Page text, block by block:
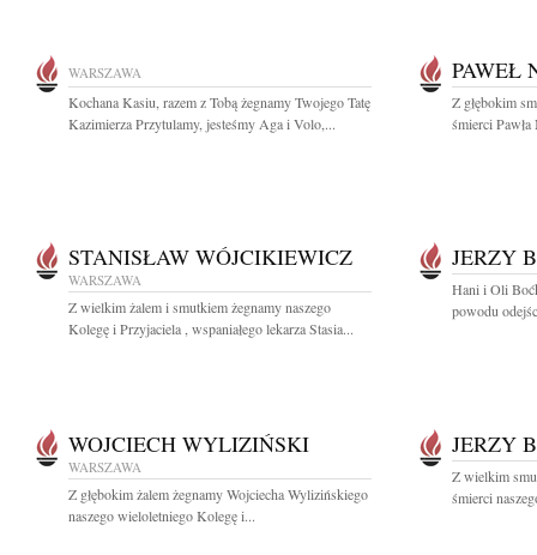
WARSZAWA
Kochana Kasiu, razem z Tobą żegnamy Twojego Tatę
Kazimierza Przytulamy, jesteśmy Aga i Volo,...
PAWEŁ
Z głębokim
śmierci
STANISŁAW WÓJCIKIEWICZ
WARSZAWA
Z wielkim żalem i smutkiem żegnamy naszego
Kolegę i Przyjaciela , wspaniałego lekarza Stasia...
JERZY
Hani i Oli
powodu
WOJCIECH WYLIZIŃSKI
WARSZAWA
Z głębokim żalem żegnamy Wojciecha Wylizińskiego
naszego wieloletniego Kolegę i...
JERZY
Z wielkim
śmierci